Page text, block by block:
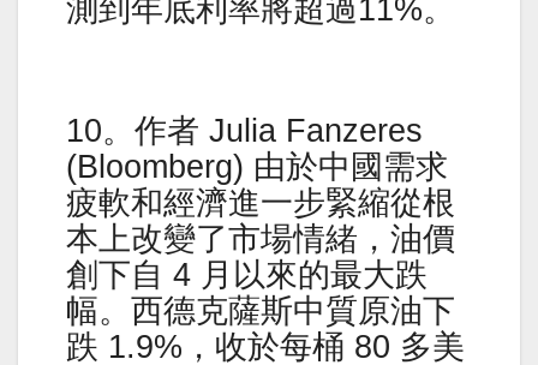
測到年底利率將超過11%。
10。作者 Julia Fanzeres
(Bloomberg) 由於中國需求
疲軟和經濟進一步緊縮從根
本上改變了市場情緒，油價
創下自 4 月以來的最大跌
幅。西德克薩斯中質原油下
跌 1.9%，收於每桶 80 多美